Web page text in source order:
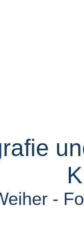
-